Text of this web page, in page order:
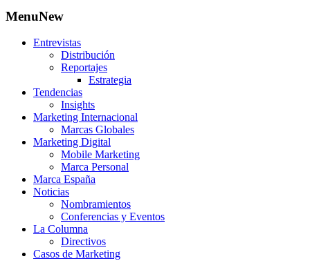
MenuNew
Entrevistas
Distribución
Reportajes
Estrategia
Tendencias
Insights
Marketing Internacional
Marcas Globales
Marketing Digital
Mobile Marketing
Marca Personal
Marca España
Noticias
Nombramientos
Conferencias y Eventos
La Columna
Directivos
Casos de Marketing